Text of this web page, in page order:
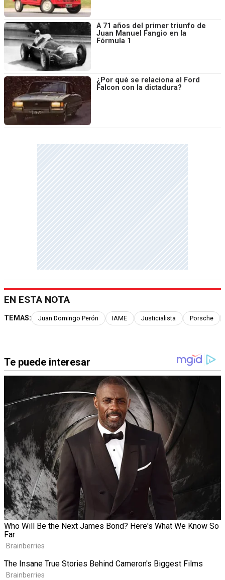
A 71 años del primer triunfo de
Juan Manuel Fangio en la
Fórmula 1
¿Por qué se relaciona al Ford
Falcon con la dictadura?
EN ESTA NOTA
TEMAS: Juan Domingo Perón IAME Justicialista Porsche